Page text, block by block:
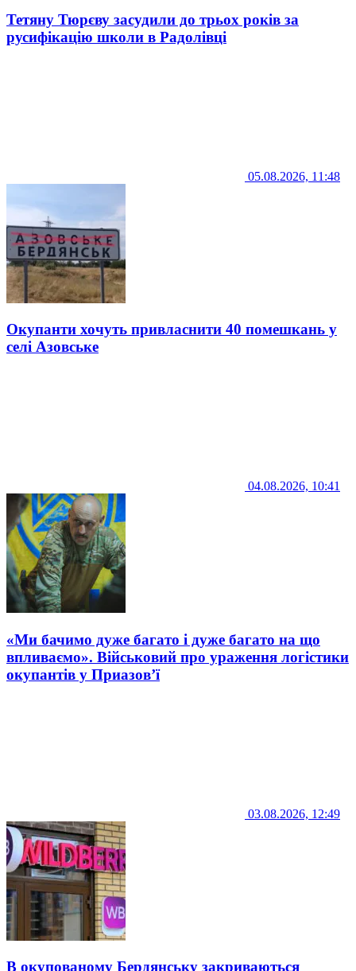
Тетяну Тюрєву засудили до трьох років за
русифікацію школи в Радолівці
05.08.2026, 11:48
Окупанти хочуть привласнити 40 помешкань у
селі Азовське
04.08.2026, 10:41
«Ми бачимо дуже багато і дуже багато на що
впливаємо». Військовий про ураження логістики
окупантів у Приазов’ї
03.08.2026, 12:49
В окупованому Бердянську закриваються